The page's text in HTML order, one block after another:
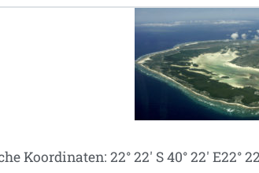
Koordinaten: 22° 22′ S 40° 22′ E22°